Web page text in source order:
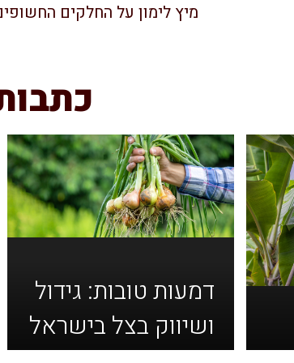
מיץ לימון על החלקים
דמעות טובות: גידול
ושיווק בצל בישראל